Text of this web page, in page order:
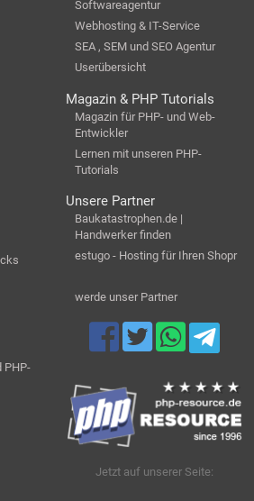
Softwareagentur
Webhosting & IT-Service
SEA , SEM und SEO Agentur
Userübersicht
Magazin & PHP Tutorials
Magazin für PHP- und Web-
Entwickler
Lernen mit unseren PHP-
Tutorials
Unsere Partner
Baukatastrophen.de |
Handwerker finden
estugo - Hosting für Ihren Shopr
werde unser Partner
PHP-
Jetzt auf unserer Seite: